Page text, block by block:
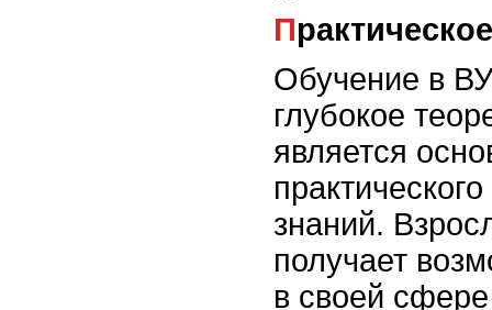
Обучение в
глубокое
является
знаний.
получает
в своей сфере